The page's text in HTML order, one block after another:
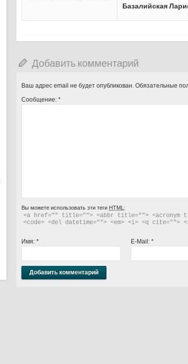
Базалийская
Добавить комментарий
Ваш адрес email не будет опубликован. Обязательные
Сообщение: *
Вы можете использовать эти теги HTML :
<a href="" title=""> <abbr title=""> <acronym
<code> <del datetime=""> <em> <i> <q cite="">
Имя: * E-Mail: *